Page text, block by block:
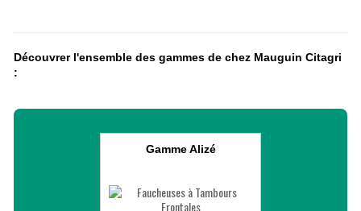
Découvrer l'ensemble des gammes de chez Mauguin Citagri
:
Gamme Alizé